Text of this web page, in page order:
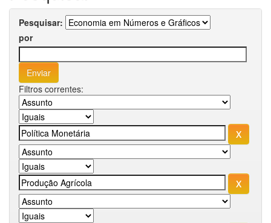
Pesquisar:
por
Filtros correntes: